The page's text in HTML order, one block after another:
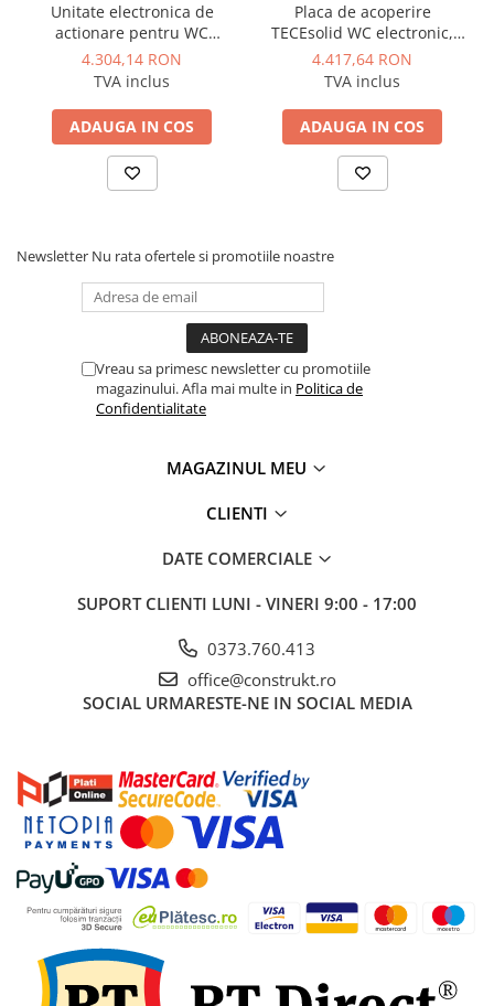
Manometre, presostate si
termostate
Regulatoare electronice
Vane si servomotoare
Servoregulatoare
Termostate pentru ventilo-
UPS-uri si stabilizatoare de
Ventile liniare
Ventile electromagnetice
Termostate aplicatii industriale
Echipamente pentru tratarea si
Pompe submersibile
Pompe pentru piscine
Motopompe
Vase de expansiune pentru
hidrofor
Grupuri de pompare apa
Rezervoare apa si accesorii stocare
Echipamente de filtrare si
dedurizare apa
Contoare de apa - Apometre
Camine apometru
Unitate electronica de
actionare pentru WC
TECEsolid, alb mat,
alimentare 12 V
4.304,14 RON
TVA inclus
ADAUGA IN COS
Placa de acoperire
TECEsolid WC electronic,
crom lucios, 12 V
4.417,64 RON
TVA inclus
ADAUGA IN COS
Newsletter Nu rata ofertele si promotiile noastre
Vreau sa primesc newsletter cu promotiile
magazinului. Afla mai multe in Politica de
Confidentialitate
MAGAZINUL MEU
CLIENTI
DATE COMERCIALE
SUPORT CLIENTI LUNI - VINERI 9:00 - 17:00
0373.760.413
office@construkt.ro
SOCIAL URMARESTE-NE IN SOCIAL MEDIA